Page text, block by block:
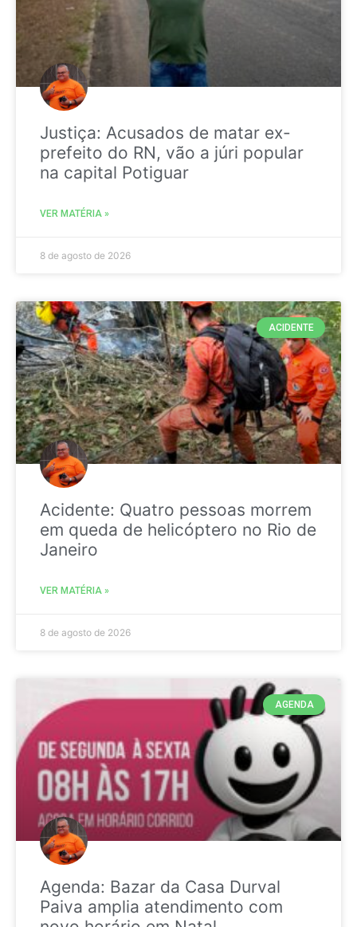
Justiça: Acusados de matar ex-
prefeito do RN, vão a júri popular
na capital Potiguar
VER MATÉRIA »
8 de agosto de 2026
ACIDENTE
Acidente: Quatro pessoas morrem
em queda de helicóptero no Rio de
Janeiro
VER MATÉRIA »
8 de agosto de 2026
AGENDA
Agenda: Bazar da Casa Durval
Paiva amplia atendimento com